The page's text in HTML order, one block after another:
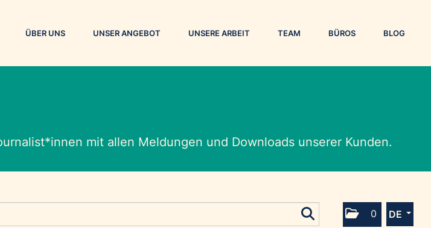
ÜBER UNS UNSER ANGEBOT UNSERE ARBEIT TEAM BÜROS BLOG
mit allen Meldungen und Downloads unserer Kunden.
0 DE